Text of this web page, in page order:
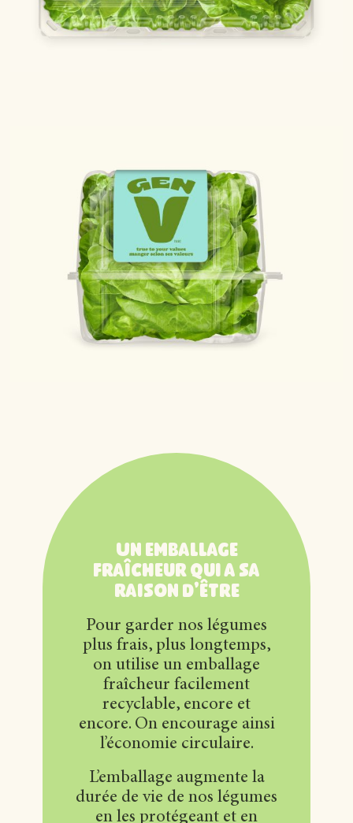
Un emballage
fraîcheur qui a sa
raison d'être
Pour garder nos légumes
plus frais, plus longtemps,
on utilise un emballage
fraîcheur facilement
recyclable, encore et
encore. On encourage ainsi
l’économie circulaire.
L’emballage augmente la
durée de vie de nos légumes
en les protégeant et en